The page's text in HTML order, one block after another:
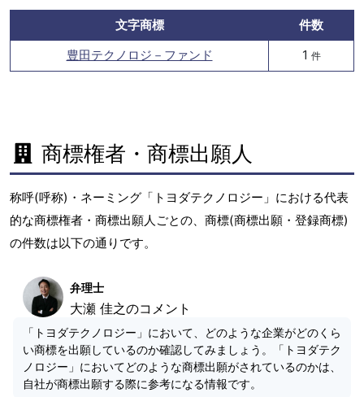
文字商標
件数
豊田テクノロジ－ファンド
1 件
商標権者・商標出願人
称呼(呼称)・ネーミング「トヨダテクノロジー」における代表
的な商標権者・商標出願人ごとの、商標(商標出願・登録商標)
の件数は以下の通りです。
弁理士
大瀬 佳之のコメント
「トヨダテクノロジー」において、どのような企業がどのくら
い商標を出願しているのか確認してみましょう。「トヨダテク
ノロジー」においてどのような商標出願がされているのかは、
自社が商標出願する際に参考になる情報です。